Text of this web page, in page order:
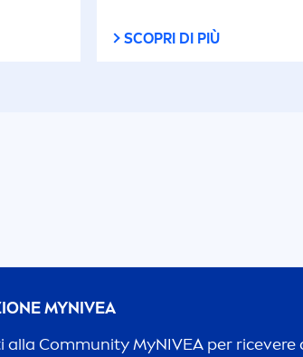
SCOPRI DI PIÙ
MYNIVEA
alla Community MyNIVEA per ricevere